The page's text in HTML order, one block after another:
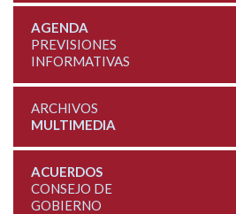
AGENDA
PREVISIONES
INFORMATIVAS
ARCHIVOS
MULTIMEDIA
ACUERDOS
CONSEJO DE
GOBIERNO